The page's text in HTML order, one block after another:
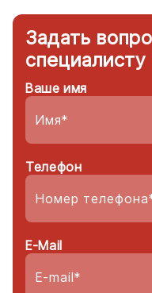
Задать
специалисту
Ваше имя
Телефон
E-Mail